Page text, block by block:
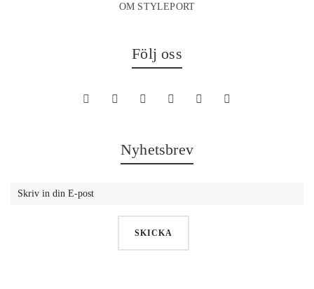
OM STYLEPORT
Följ oss
Nyhetsbrev